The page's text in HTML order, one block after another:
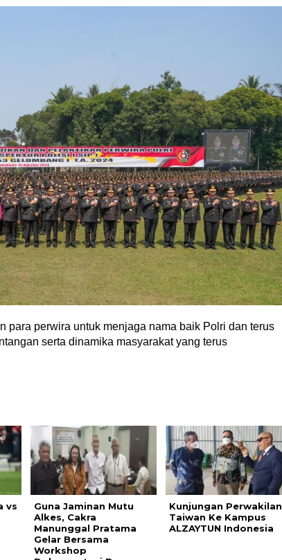
para perwira untuk menjaga nama baik Polri dan terus
serta dinamika masyarakat yang terus
vs
Guna Jaminan Mutu
Alkes, Cakra
Manunggal Pratama
Gelar Bersama
Workshop
Kunjungan Perwakilan
Taiwan Ke Kampus
ALZAYTUN Indonesia